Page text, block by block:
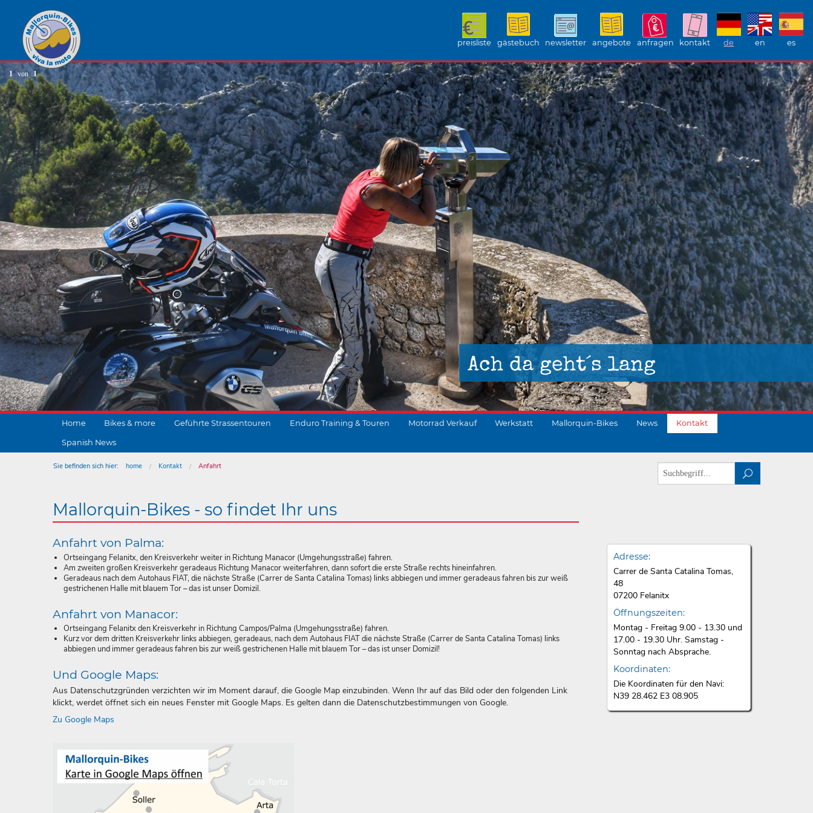
preisliste gästebuch newsletter angebote anfragen kontakt de en es
Ach da geht´s lang
1 von 1
Home Bikes & more Geführte Strassentouren Enduro Training & Touren Motorrad Verkauf Werkstatt Mallorquin-Bikes News Kontakt
Spanish News
Sie befinden sich hier: home Kontakt
Anfahrt
Adresse:
Carrer de Santa Catalina Tomas,
48
07200 Felanitx
Öffnungszeiten:
Montag - Freitag 9.00 - 13.30 und
17.00 - 19.30 Uhr. Samstag -
Sonntag nach Absprache.
Koordinaten:
Die Koordinaten für den Navi:
N39 28.462 E3 08.905
Mallorquin-Bikes - so findet Ihr uns
Anfahrt von Palma:
Ortseingang Felanitx, den Kreisverkehr weiter in Richtung Manacor (Umgehungsstraße) fahren.
Am zweiten großen Kreisverkehr geradeaus Richtung Manacor weiterfahren, dann sofort die erste Straße rechts hineinfahren.
Geradeaus nach dem Autohaus FIAT, die nächste Straße (Carrer de Santa Catalina Tomas) links abbiegen und immer geradeaus fahren bis zur weiß
gestrichenen Halle mit blauem Tor – das ist unser Domizil.
Anfahrt von Manacor:
Ortseingang Felanitx den Kreisverkehr in Richtung Campos/Palma (Umgehungsstraße) fahren.
Kurz vor dem dritten Kreisverkehr links abbiegen, geradeaus, nach dem Autohaus FIAT die nächste Straße (Carrer de Santa Catalina Tomas) links
abbiegen und immer geradeaus fahren bis zur weiß gestrichenen Halle mit blauem Tor – das ist unser Domizil!
Und Google Maps:
Aus Datenschutzgründen verzichten wir im Moment darauf, die Google Map einzubinden. Wenn Ihr auf das Bild oder den folgenden Link
klickt, werdet öffnet sich ein neues Fenster mit Google Maps. Es gelten dann die Datenschutzbestimmungen von Google.
Zu Google Maps